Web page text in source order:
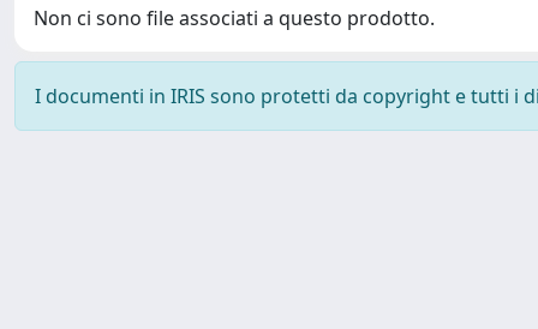
Non ci sono file associati a questo prodotto.
I documenti in IRIS sono protetti da copyright e tutti i